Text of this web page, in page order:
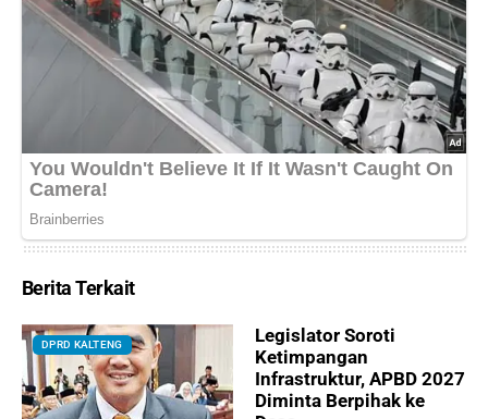
Berita Terkait
DPRD KALTENG
Legislator Soroti
Ketimpangan
Infrastruktur, APBD 2027
Diminta Berpihak ke